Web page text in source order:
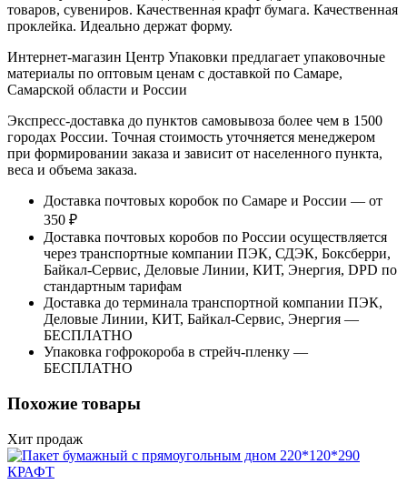
товаров, сувениров. Качественная крафт бумага. Качественная
проклейка. Идеально держат форму.
Интернет-магазин Центр Упаковки предлагает упаковочные
материалы по оптовым ценам с доставкой по Самаре,
Самарской области и России
Экспресс-доставка до пунктов самовывоза более чем в 1500
городах России. Точная стоимость уточняется менеджером
при формировании заказа и зависит от населенного пункта,
веса и объема заказа.
Доставка почтовых коробок по Самаре и России — от
350 ₽
Доставка почтовых коробов по России осуществляется
через транспортные компании ПЭК, СДЭК, Боксберри,
Байкал-Сервис, Деловые Линии, КИТ, Энергия, DPD по
стандартным тарифам
Доставка до терминала транспортной компании ПЭК,
Деловые Линии, КИТ, Байкал-Сервис, Энергия —
БЕСПЛАТНО
Упаковка гофрокороба в стрейч-пленку —
БЕСПЛАТНО
Похожие товары
Хит продаж